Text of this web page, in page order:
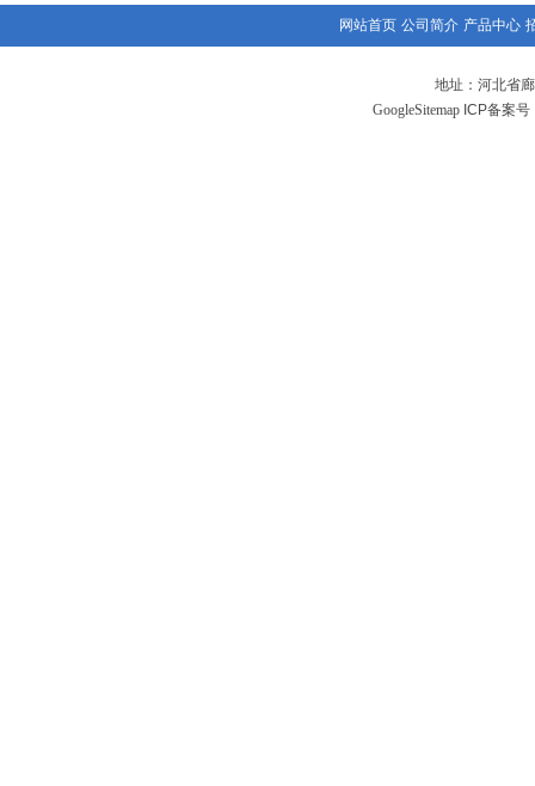
网站首页 公司简介 产品中心
地址：河北省
GoogleSitemap ICP备案号